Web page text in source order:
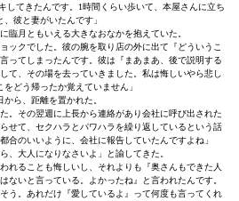
てきたんです。1時間くらい歩いて、本屋さんに立ち
、彼と妻がいたんです」
臨月ともいえる大きなおなかを抱えていた。
ックでした。彼の腕を取り店の外に出て『どういうこ
ってしまったんです。彼は『まあまあ、後で説明する
て、その場を去っていきました。私は悔しいやら悲し
をどう帰ったか覚えていません」
から、距離を置かれた。
。その翌週に上長から連絡があり会社に呼び出された
せて、セクハラとパワハラを繰り返しているという話
合のいいように、会社に報告していたんですよね」
、大人になりなさいよ」と諭してきた。
れることも悔しいし、それよりも『奥さんもできた人
ないと言っている。よかったね』と言われたんです。
う。あれだけ『愛しているよ』って何度も言ってくれ